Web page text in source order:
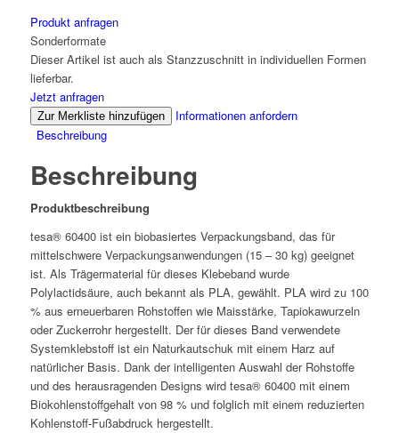
Produkt anfragen
Sonderformate
Dieser Artikel ist auch als Stanzzuschnitt in individuellen Formen
lieferbar.
Jetzt anfragen
Zur Merkliste hinzufügen
Informationen anfordern
Beschreibung
Beschreibung
Produktbeschreibung
tesa® 60400 ist ein biobasiertes Verpackungsband, das für
mittelschwere Verpackungsanwendungen (15 – 30 kg) geeignet
ist. Als Trägermaterial für dieses Klebeband wurde
Polylactidsäure, auch bekannt als PLA, gewählt. PLA wird zu 100
% aus erneuerbaren Rohstoffen wie Maisstärke, Tapiokawurzeln
oder Zuckerrohr hergestellt. Der für dieses Band verwendete
Systemklebstoff ist ein Naturkautschuk mit einem Harz auf
natürlicher Basis. Dank der intelligenten Auswahl der Rohstoffe
und des herausragenden Designs wird tesa® 60400 mit einem
Biokohlenstoffgehalt von 98 % und folglich mit einem reduzierten
Kohlenstoff-Fußabdruck hergestellt.